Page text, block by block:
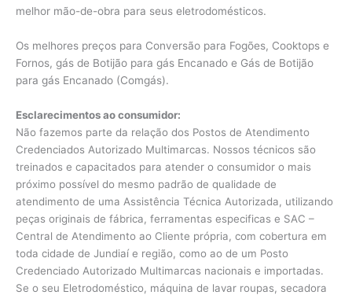
melhor mão-de-obra para seus eletrodomésticos.
Os melhores preços para Conversão para Fogões, Cooktops e
Fornos, gás de Botijão para gás Encanado e Gás de Botijão
para gás Encanado (Comgás).
Esclarecimentos ao consumidor:
Não fazemos parte da relação dos Postos de Atendimento
Credenciados Autorizado Multimarcas. Nossos técnicos são
treinados e capacitados para atender o consumidor o mais
próximo possível do mesmo padrão de qualidade de
atendimento de uma Assistência Técnica Autorizada, utilizando
peças originais de fábrica, ferramentas especificas e SAC –
Central de Atendimento ao Cliente própria, com cobertura em
toda cidade de Jundiaí e região, como ao de um Posto
Credenciado Autorizado Multimarcas nacionais e importadas.
Se o seu Eletrodoméstico, máquina de lavar roupas, secadora